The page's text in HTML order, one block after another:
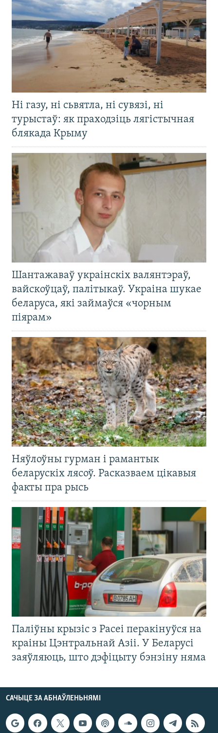
Ні газу, ні сьвятла, ні сувязі, ні
турыстаў: як праходзіць лягістычная
блякада Крыму
Шантажаваў украінскіх валянтэраў,
вайскоўцаў, палітыкаў. Украіна шукае
беларуса, які займаўся «чорным
піярам»
Няўлоўны гурман і рамантык
беларускіх лясоў. Расказваем цікавыя
факты пра рысь
Паліўны крызіс з Расеі перакінуўся на
краіны Цэнтральнай Азіі. У Беларусі
заяўляюць, што дэфіцыту бэнзіну няма
САЧЫЦЕ ЗА АБНАЎЛЕНЬНЯМІ